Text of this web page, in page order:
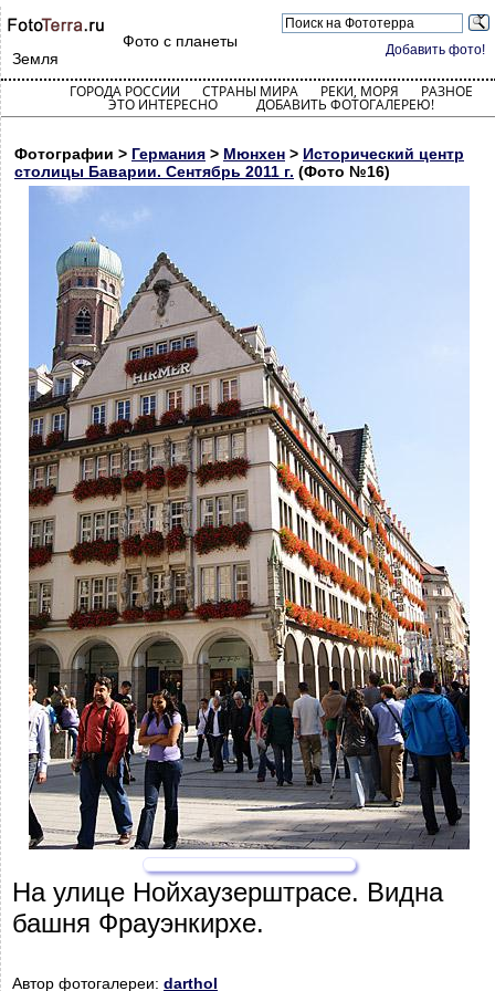
Добавить фото!
Фото с планеты
Земля
ГОРОДА РОССИИ СТРАНЫ МИРА РЕКИ, МОРЯ РАЗНОЕ
ЭТО ИНТЕРЕСНО ДОБАВИТЬ ФОТОГАЛЕРЕЮ!
Фотографии > Германия > Мюнхен > Исторический центр
столицы Баварии. Сентябрь 2011 г. (Фото №16)
На улице Нойхаузерштрасе. Видна
башня Фрауэнкирхе.
Автор фотогалереи: darthol